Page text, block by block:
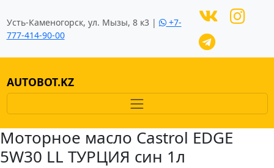
Усть-Каменогорск, ул. Мызы, 8 к3 |
+7-
777-414-90-00
AUTOBOT.KZ
Моторное масло Castrol EDGE
5W30 LL ТУРЦИЯ син 1л